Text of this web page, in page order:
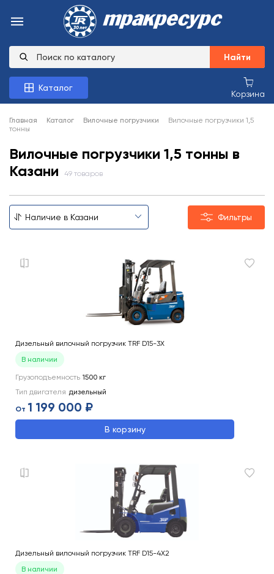
Найти
Каталог
Корзина
Главная Каталог Вилочные погрузчики
Вилочные погрузчики 1,5
тонны
Вилочные погрузчики 1,5 тонны в
Казани
49 товаров
Фильтры
Дизельный вилочный погрузчик TRF D15-3X
В наличии
Грузоподъемность 1500 кг
Тип двигателя дизельный
От 1 199 000 ₽
В корзину
Дизельный вилочный погрузчик TRF D15-4X2
В наличии